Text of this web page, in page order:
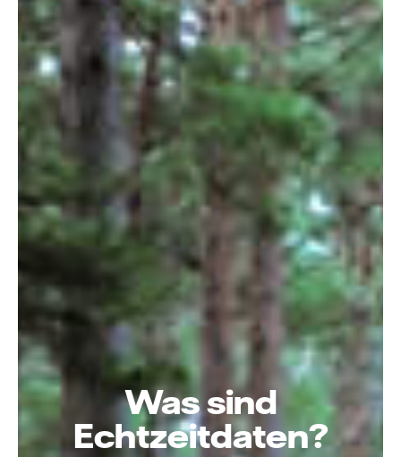
Was sind
Echtzeitdaten?